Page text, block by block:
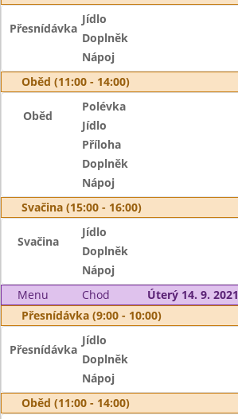
Přesnídávka
Jídlo
Doplněk
Nápoj
Oběd (11:00 - 14:00)
Oběd
Polévka
Jídlo
Příloha
Doplněk
Nápoj
Svačina (15:00 - 16:00)
Svačina
Jídlo
Doplněk
Nápoj
Menu
Chod
Úterý 14. 9. 2021
Přesnídávka (9:00 - 10:00)
Přesnídávka
Jídlo
Doplněk
Nápoj
Oběd (11:00 - 14:00)